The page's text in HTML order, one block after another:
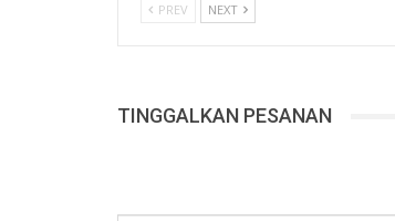
PREV NEXT
TINGGALKAN PESANAN